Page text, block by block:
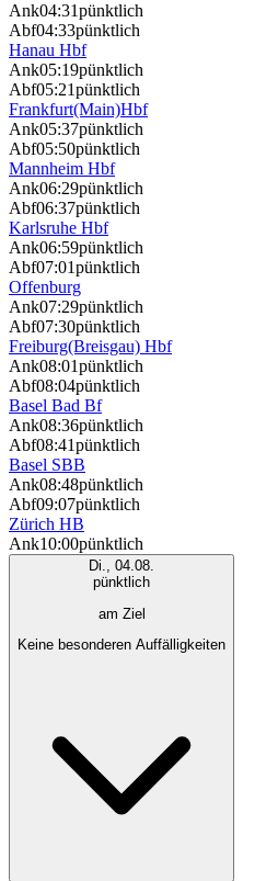
Ank04:31pünktlich
Abf04:33pünktlich
Hanau Hbf
Ank05:19pünktlich
Abf05:21pünktlich
Frankfurt(Main)Hbf
Ank05:37pünktlich
Abf05:50pünktlich
Mannheim Hbf
Ank06:29pünktlich
Abf06:37pünktlich
Karlsruhe Hbf
Ank06:59pünktlich
Abf07:01pünktlich
Offenburg
Ank07:29pünktlich
Abf07:30pünktlich
Freiburg(Breisgau) Hbf
Ank08:01pünktlich
Abf08:04pünktlich
Basel Bad Bf
Ank08:36pünktlich
Abf08:41pünktlich
Basel SBB
Ank08:48pünktlich
Abf09:07pünktlich
Zürich HB
Ank10:00pünktlich
Di., 04.08.
pünktlich
am Ziel
Keine besonderen Auffälligkeiten